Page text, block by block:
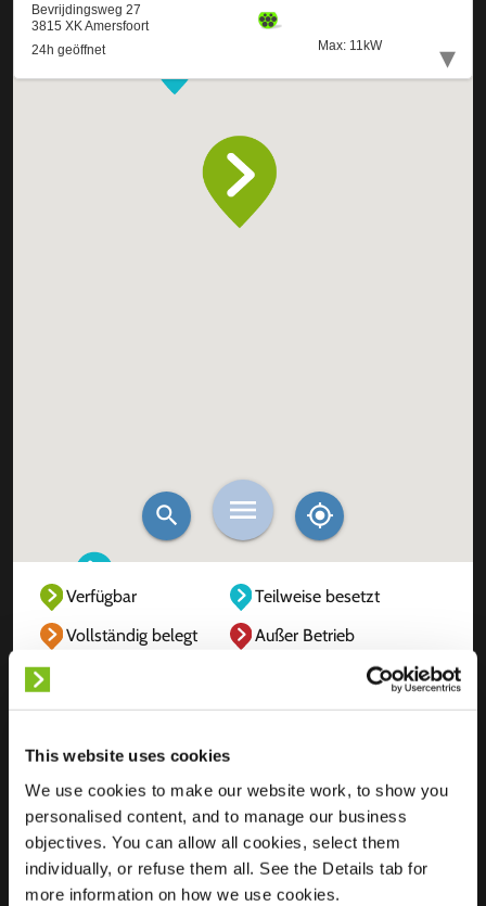
This website uses cookies
We use cookies to make our website work, to show you
personalised content, and to manage our business
objectives. You can allow all cookies, select them
individually, or refuse them all. See the Details tab for
more information on how we use cookies.
Verfügbar
Teilweise besetzt
Vollständig belegt
Außer Betrieb
Standort
Bevrijdingsweg 27
3815 XK Amersfoort
Niederlande